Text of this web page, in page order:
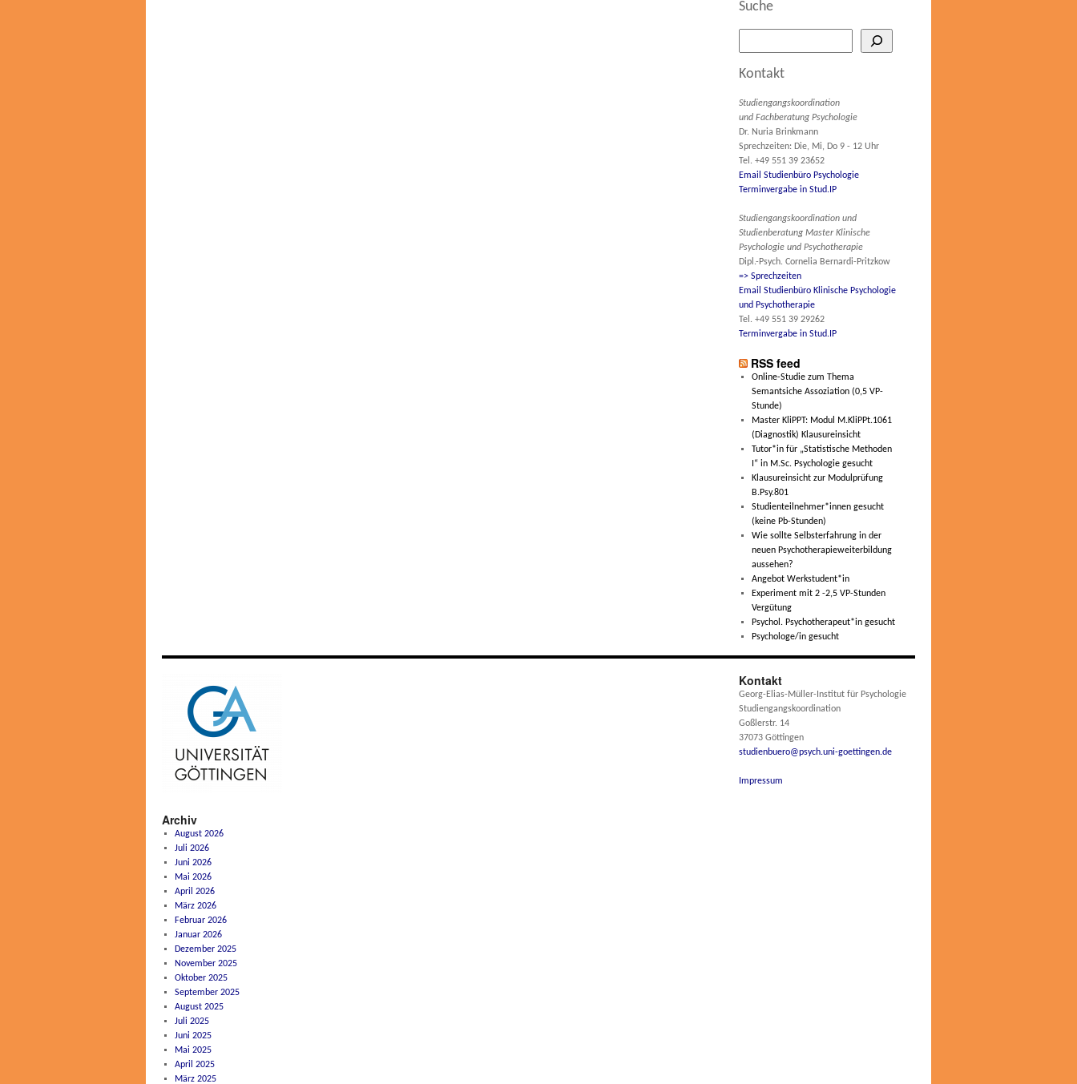
Suche
Kontakt
Studiengangskoordination
und Fachberatung Psychologie
Dr. Nuria Brinkmann
Sprechzeiten: Die, Mi, Do 9 - 12 Uhr
Tel. +49 551 39 23652
Email Studienbüro Psychologie
Terminvergabe in Stud.IP
Studiengangskoordination und
Studienberatung Master Klinische
Psychologie und Psychotherapie
Dipl.-Psych. Cornelia Bernardi-Pritzkow
=> Sprechzeiten
Email Studienbüro Klinische Psychologie
und Psychotherapie
Tel. +49 551 39 29262
Terminvergabe in Stud.IP
RSS feed
Online-Studie zum Thema
Semantsiche Assoziation (0,5 VP-
Stunde)
Master KliPPT: Modul M.KliPPt.1061
(Diagnostik) Klausureinsicht
Tutor*in für „Statistische Methoden
I“ in M.Sc. Psychologie gesucht
Klausureinsicht zur Modulprüfung
B.Psy.801
Studienteilnehmer*innen gesucht
(keine Pb-Stunden)
Wie sollte Selbsterfahrung in der
neuen Psychotherapieweiterbildung
aussehen?
Angebot Werkstudent*in
Experiment mit 2 -2,5 VP-Stunden
Vergütung
Psychol. Psychotherapeut*in gesucht
Psychologe/in gesucht
Archiv
August 2026
Juli 2026
Juni 2026
Mai 2026
April 2026
März 2026
Februar 2026
Januar 2026
Dezember 2025
November 2025
Oktober 2025
September 2025
August 2025
Juli 2025
Juni 2025
Mai 2025
April 2025
März 2025
Kontakt
Georg-Elias-Müller-Institut für Psychologie
Studiengangskoordination
Goßlerstr. 14
37073 Göttingen
studienbuero@psych.uni-goettingen.de
Impressum